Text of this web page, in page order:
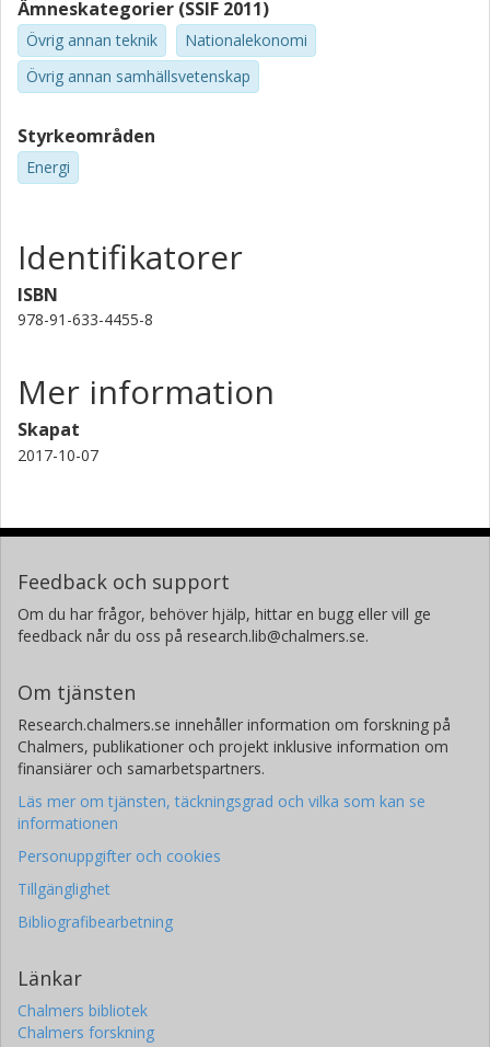
Ämneskategorier (SSIF 2011)
Övrig annan teknik
Nationalekonomi
Övrig annan samhällsvetenskap
Styrkeområden
Energi
Identifikatorer
ISBN
978-91-633-4455-8
Mer information
Skapat
2017-10-07
Feedback och support
Om du har frågor, behöver hjälp, hittar en bugg eller vill ge
feedback når du oss på research.lib@chalmers.se.
Om tjänsten
Research.chalmers.se innehåller information om forskning på
Chalmers, publikationer och projekt inklusive information om
finansiärer och samarbetspartners.
Läs mer om tjänsten, täckningsgrad och vilka som kan se
informationen
Personuppgifter och cookies
Tillgänglighet
Bibliografibearbetning
Länkar
Chalmers bibliotek
Chalmers forskning